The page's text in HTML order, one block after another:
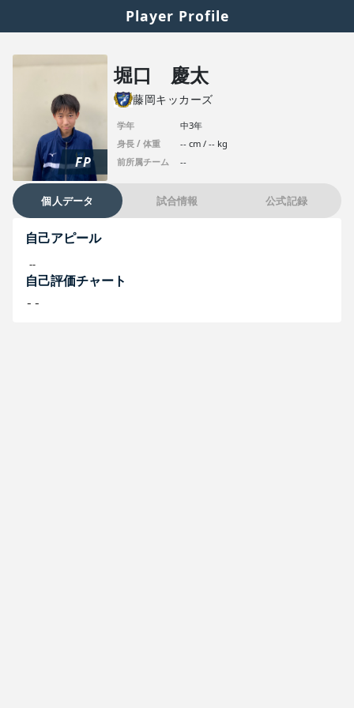
Player Profile
FP
堀口 慶太
藤岡キッカーズ
学年
中3年
身長 / 体重
-- cm / -- kg
前所属チーム
--
個人データ 試合情報 公式記録
自己アピール
--
自己評価チャート
--